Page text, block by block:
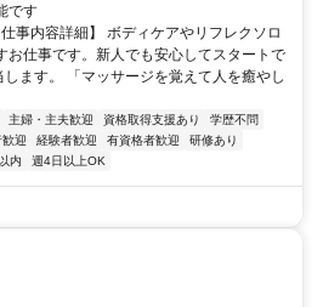
です
事内容詳細】 ボディケアやリフレクソロ
お仕事です。新人でも安心してスタートで
ます。 「マッサージを覚えて人を癒やし
主婦・主夫歓迎 資格取得支援あり
学歴不問
迎 経験者歓迎 有資格者歓迎
研修あり
内 週4日以上OK